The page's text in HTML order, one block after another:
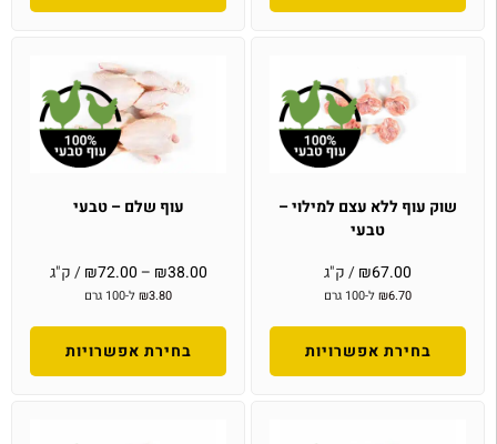
שוק עוף ללא עצם למילוי –
טבעי
₪67.00 / ק"ג
₪6.70 ל-100 גרם
בחירת אפשרויות
עוף שלם – טבעי
₪38.00
–
₪72.00 / ק"ג
₪3.80 ל-100 גרם
בחירת אפשרויות